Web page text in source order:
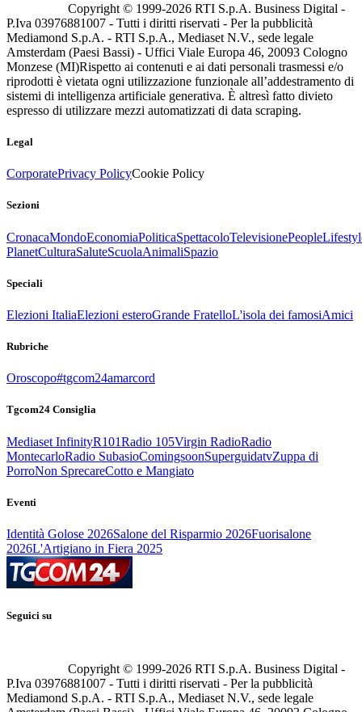
Copyright © 1999-2026 RTI S.p.A. Business Digital -
P.Iva 03976881007 - Tutti i diritti riservati - Per la pubblicità
Mediamond S.p.A. - RTI S.p.A., Mediaset N.V., sede legale
Amsterdam (Paesi Bassi) - Uffici Viale Europa 46, 20093 Cologno
Monzese (MI)Rispetto ai contenuti e ai dati personali trasmessi e/o
riprodotti è vietata ogni utilizzazione funzionale all’addestramento di
sistemi di intelligenza artificiale generativa. È altresì fatto divieto
espresso di utilizzare mezzi automatizzati di data scraping.
Legal
CorporatePrivacy PolicyCookie Policy
Sezioni
CronacaMondoEconomiaPoliticaSpettacoloTelevisionePeople
PlanetCulturaSaluteScuolaAnimaliSpazio
Speciali
Elezioni ItaliaElezioni esteroGrande FratelloL'isola dei famosiAmici
Rubriche
Oroscopo#tgcom24amarcord
Tgcom24 Consiglia
Mediaset InfinityR101Radio 105Virgin RadioRadio
MontecarloRadio SubasioComingsoonSuperguidatvZuppa di
PorroNon SprecareCotto e Mangiato
Eventi
Identità Golose 2026Salone del Risparmio 2026Fuorisalone
2026L'Artigiano in Fiera 2025
Seguici su
Copyright © 1999-2026 RTI S.p.A. Business Digital -
P.Iva 03976881007 - Tutti i diritti riservati - Per la pubblicità
Mediamond S.p.A. - RTI S.p.A., Mediaset N.V., sede legale